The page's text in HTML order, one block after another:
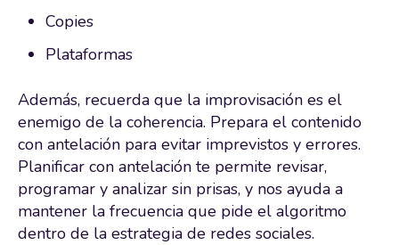
Copies
Plataformas
Además, recuerda que la improvisación es el
enemigo de la coherencia. Prepara el contenido
con antelación para evitar imprevistos y errores.
Planificar con antelación te permite revisar,
programar y analizar sin prisas, y nos ayuda a
mantener la frecuencia que pide el algoritmo
dentro de la estrategia de redes sociales.